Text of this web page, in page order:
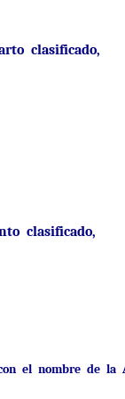
clasificado,
clasificado,
el nombre de la